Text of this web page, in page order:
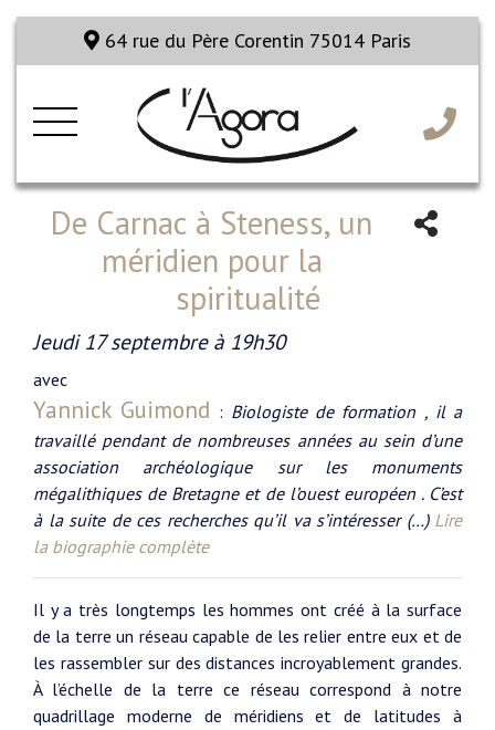
64 rue du Père Corentin 75014 Paris
De Carnac à Steness, un
méridien pour la
spiritualité
Jeudi 17 septembre à 19h30
avec
Yannick Guimond : Biologiste de formation , il a
travaillé pendant de nombreuses années au sein d’une
association archéologique sur les monuments
mégalithiques de Bretagne et de l’ouest européen . C’est
à la suite de ces recherches qu’il va s’intéresser (…) Lire
la biographie complète
Il y a très longtemps les hommes ont créé à la surface
de la terre un réseau capable de les relier entre eux et de
les rassembler sur des distances incroyablement grandes.
À l’échelle de la terre ce réseau correspond à notre
quadrillage moderne de méridiens et de latitudes à